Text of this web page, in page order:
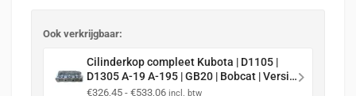
Ook verkrijgbaar:
Cilinderkop compleet Kubota | D1105 |
D1305 A-19 A-195 | GB20 | Bobcat | Versie
1 | E2B - E3B motoren
€326,45 - €533,06Prijsklasse:
incl. btw